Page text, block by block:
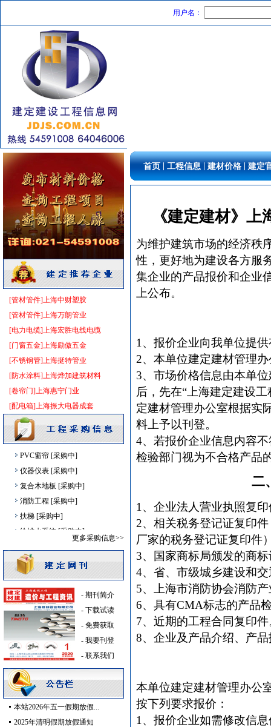
用户名：
[管材管件]上海中财塑胶
[管材管件]上海万朗管业
[电力电缆]上海宏胜电线电缆
[门窗五金]上海励傲五金
[不锈钢管]上海挺特管业
[防水涂料]上海烨加建筑材料
[卷帘门]上海惠宁门业
[配电箱]上海振大电器成套
变配电 [采购中]
石材木材
[采购中]
装饰石材 [采购中]
油漆涂料 [采购中]
消防工程 [采购中]
[采购中]
外墙装饰 [采购中]
墙地面砖 [采购中]
变压器 [采购中]
墙地面砖 [采购中]
室内装饰材料
[采购中]
灯具 [采购中]
防火隔热 [采购中]
配电箱 [采购中]
景观绿化
防水防腐
胡桃木 [采购中]
消防水泵接合器 [采购中]
日光灯 [采购中]
防雷接地 [采购中]
室内给排水 [采购中]
水泵 [采购中]
园林设施 [采购中]
阀门 [采购中]
防水材料
筒灯
[采购中]
[采购中]
电气控制开关
陶瓷制品洁净空调
[采购中]
低压电器 [采购中]
管材管件 [采购中]
防火隔热 [采购中]
[采购中]
高级地砖 [采购中]
防水防腐 [采购中]
高压电器
防静电地板
园林设施 [采购中]
商品混凝土 [采购中]
更多采购信息>>
- 期刊简介
- 下载试读
- 免费获取
- 我要刊登
- 联系我们
本站2026年五一假期放假...
2025年清明假期放假通知
首页 工程信息 建材价格 建定
《建定建材》
为维护建筑市场的经济秩
性，更好地为建设各方服
集企业的产品报价和企业
上公布。
1、报价企业向我单位提
2、本单位建定建材管理
3、市场价格信息由本单
后，先在“上海建定建设
定建材管理办公室根据实
料上予以刊登。
4、若报价企业信息内容
检验部门视为不合格产品
二
1、企业法人营业执照复
2、相关税务登记证复印
厂家的税务登记证复印件
3、国家商标局颁发的商
4、省、市级城乡建设和
5、上海市消防协会消防
6、具有CMA标志的产品
7、近期的工程合同复印件
8、企业及产品介绍、产
本单位建定建材管理办公
按下列要求报价：
1、报价企业如需修改信